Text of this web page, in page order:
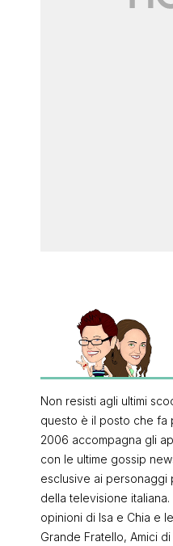
Non resisti agli ultimi
questo è il posto che fa
2006 accompagna gli
con le ultime gossip
esclusive ai personaggi
della televisione
opinioni di Isa e Chia e
Grande Fratello, Amici